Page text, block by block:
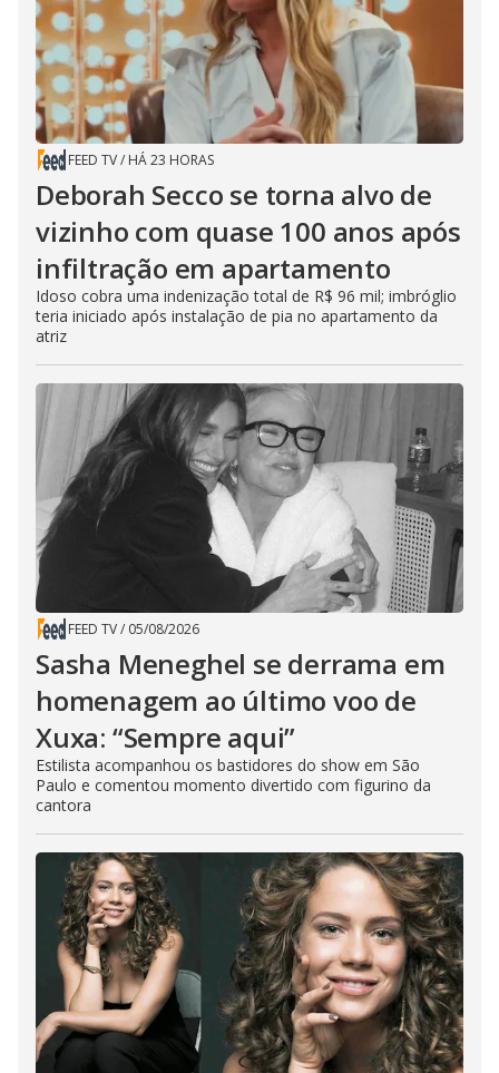
FEED TV/ HÁ 23 HORAS
Deborah Secco se torna alvo de
vizinho com quase 100 anos após
infiltração em apartamento
Idoso cobra uma indenização total de R$ 96 mil; imbróglio
teria iniciado após instalação de pia no apartamento da
atriz
FEED TV/ 05/08/2026
Sasha Meneghel se derrama em
homenagem ao último voo de
Xuxa: “Sempre aqui”
Estilista acompanhou os bastidores do show em São
Paulo e comentou momento divertido com figurino da
cantora